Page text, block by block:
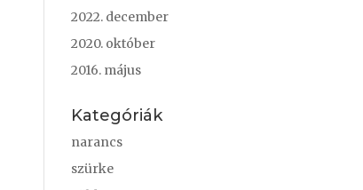
2022. december
2020. október
2016. május
Kategóriák
narancs
szürke